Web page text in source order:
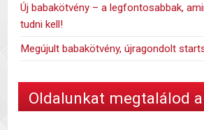
Új babakötvény – a legfontosabbak,
tudni kell!
Megújult babakötvény, újragondolt
Oldalunkat megtalálod